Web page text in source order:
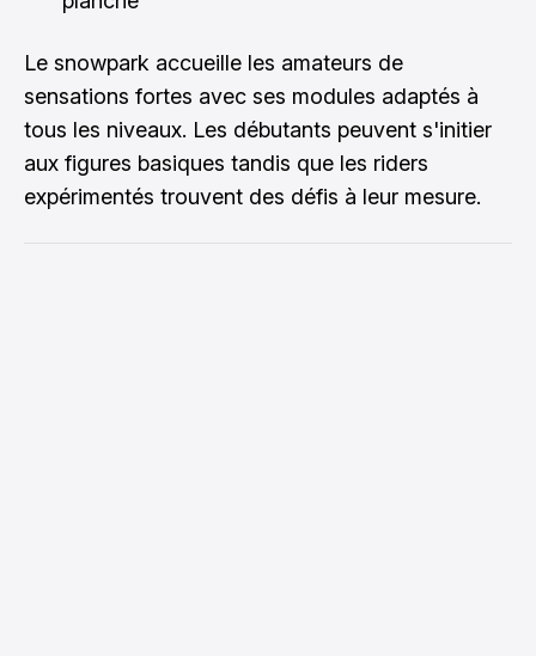
Le snowpark accueille les amateurs de
sensations fortes avec ses modules adaptés à
tous les niveaux. Les débutants peuvent s'initier
aux figures basiques tandis que les riders
expérimentés trouvent des défis à leur mesure.